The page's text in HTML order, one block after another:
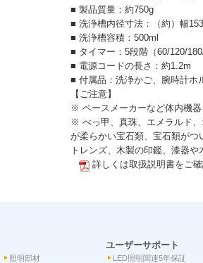
■ 製品質量：約750g
■ 洗浄槽内径寸法：（約）幅
■ 洗浄槽容積：500ml
■ タイマー：5段階（60/120/
■ 電源コードの長さ：約1.2m
■ 付属品：洗浄かご、腕時計ホ
【ご注意】
※ ペースメーカーなど体内機
※ べっ甲、真珠、エメラルド
が柔らかい宝石類、宝石類が
トレンズ、木製の印鑑、漆器
詳しくは取扱説明書をご
照明部材
ユーザーサポート
LED照明関連5年保証